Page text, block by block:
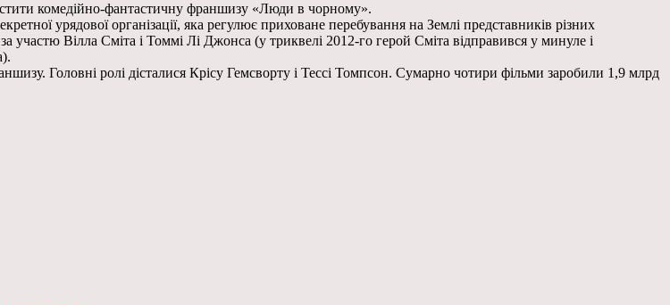
комедійно-фантастичну франшизу «Люди в чорному».
урядової організації, яка регулює приховане перебування на Землі представників різних
Вілла Сміта і Томмі Лі Джонса (у триквелі 2012-го герой Сміта відправився у минуле і
Головні ролі дісталися Крісу Гемсворту і Тессі Томпсон. Сумарно чотири фільми заробили 1,9 млрд